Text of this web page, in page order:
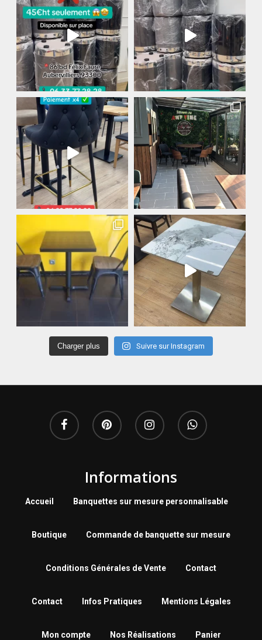
Charger plus Suivre sur Instagram
Informations
Accueil Banquettes sur mesure personnalisable
Boutique Commande de banquette sur mesure
Conditions Générales de Vente Contact
Contact Infos Pratiques Mentions Légales
Mon compte Nos Réalisations Panier